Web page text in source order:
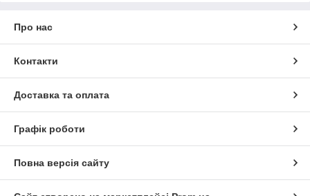
Про нас
Контакти
Доставка та оплата
Графік роботи
Повна версія сайту